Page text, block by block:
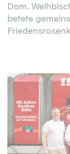
Dom.
betete